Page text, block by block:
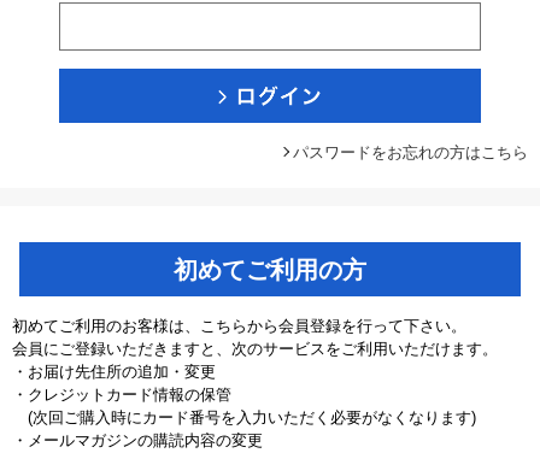
パスワードをお忘れの方はこちら
初めてご利用の方
初めてご利用のお客様は、こちらから会員登録を行って下さい。
会員にご登録いただきますと、次のサービスをご利用いただけます。
・お届け先住所の追加・変更
・クレジットカード情報の保管
(次回ご購入時にカード番号を入力いただく必要がなくなります)
・メールマガジンの購読内容の変更